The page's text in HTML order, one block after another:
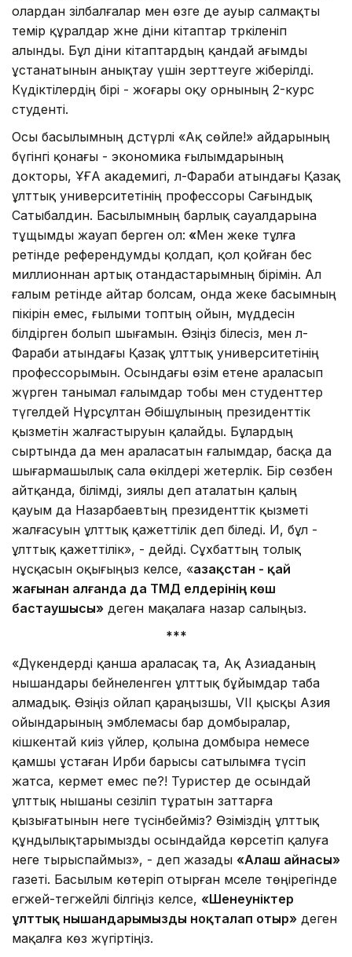
олардан зілбалғалар мен өзге де ауыр салмақты
темір құралдар және діни кітаптар тәркіленіп
алынды. Бұл діни кітаптардың қандай ағымды
ұстанатынын анықтау үшін зерттеуге жіберілді.
Күдіктілердің бірі - жоғары оқу орнының 2-курс
студенті.
Осы басылымның дәстүрлі «Ақ сөйле!» айдарының
бүгінгі қонағы - экономика ғылымдарының
докторы, ҰҒА академигі, әл-Фараби атындағы Қазақ
ұлттық университетінің профессоры Сағындық
Сатыбалдин. Басылымның барлық сауалдарына
тұщымды жауап берген ол: «Мен жеке тұлға
ретінде референдумды қолдап, қол қойған бес
миллионнан артық отандастарымның бірімін. Ал
ғалым ретінде айтар болсам, онда жеке басымның
пікірін емес, ғылыми топтың ойын, мүддесін
білдірген болып шығамын. Өзіңіз білесіз, мен әл-
Фараби атындағы Қазақ ұлттық университетінің
профессорымын. Осындағы өзім етене араласып
жүрген танымал ғалымдар тобы мен студенттер
түгелдей Нұрсұлтан Әбішұлының президенттік
қызметін жалғастыруын қалайды. Бұлардың
сыртында да мен араласатын ғалымдар, басқа да
шығармашылық сала өкілдері жетерлік. Бір сөзбен
айтқанда, білімді, зиялы деп аталатын қалың
қауым да Назарбаевтың президенттік қызметі
жалғасуын ұлттық қажеттілік деп біледі. Иә, бұл -
ұлттық қажеттілік», - дейді. Сұхбаттың толық
нұсқасын оқығыңыз келсе, «Қазақстан - қай
жағынан алғанда да ТМД елдерінің көш
бастаушысы» деген мақалаға назар салыңыз.
***
«Дүкендерді қанша араласақ та, Ақ Азиаданың
нышандары бейнеленген ұлттық бұйымдар таба
алмадық. Өзіңіз ойлап қараңызшы, VII қысқы Азия
ойындарының эмблемасы бар домбыралар,
кішкентай киіз үйлер, қолына домбыра немесе
қамшы ұстаған Ирби барысы сатылымға түсіп
жатса, кермет емес пе?! Туристер де осындай
ұлттық нышаны сезіліп тұратын заттарға
қызығатынын неге түсінбейміз? Өзіміздің ұлттық
құндылықтарымызды осындайда көрсетіп қалуға
неге тырыспаймыз», - деп жазады «Алаш айнасы»
газеті. Басылым көтеріп отырған мәселе төңірегінде
егжей-тегжейлі білгіңіз келсе, «Шенеуніктер
ұлттық нышандарымызды ноқталап отыр» деген
мақалға көз жүгіртіңіз.